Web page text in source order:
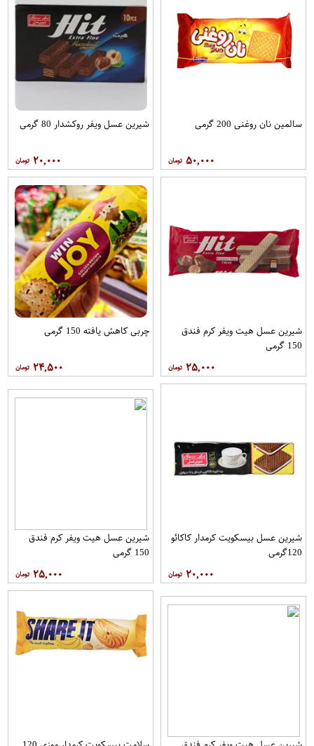
سالمین نان روغنی 200 گرمی
۵۰,۰۰۰
شیرین عسل ویفر روکشدار 80 گرمی
۲۰,۰۰۰
شیرین عسل هیت ویفر کرم فندق
150 گرمی
۲۵,۰۰۰
چربی کاهش یافته 150 گرمی
۲۴,۵۰۰
شیرین عسل بیسکویت کرمدار کاکائو
120گرمی
۲۰,۰۰۰
شیرین عسل هیت ویفر کرم فندق
150 گرمی
۲۵,۰۰۰